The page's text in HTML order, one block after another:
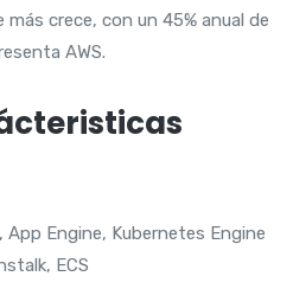
crece, con un 45% anual de
AWS.
App Engine, Kubernetes Engine
ECS